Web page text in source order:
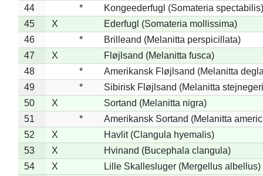
44
*
Kongeederfugl (Somateria spectabilis)
45
X
Ederfugl (Somateria mollissima)
46
*
Brilleand (Melanitta perspicillata)
47
X
Fløjlsand (Melanitta fusca)
48
*
Amerikansk Fløjlsand (Melanitta
49
*
Sibirisk Fløjlsand (Melanitta
50
X
Sortand (Melanitta nigra)
51
*
Amerikansk Sortand (Melanitta
52
X
Havlit (Clangula hyemalis)
53
X
Hvinand (Bucephala clangula)
54
X
Lille Skallesluger (Mergellus albellus)